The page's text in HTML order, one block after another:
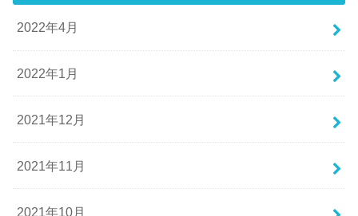
2022年4月
2022年1月
2021年12月
2021年11月
2021年10月